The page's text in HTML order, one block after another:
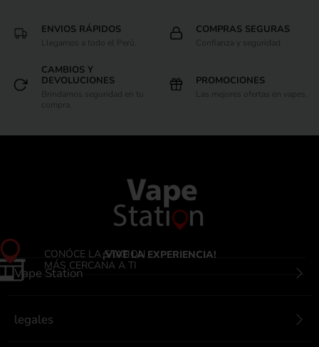
ENVIOS RÁPIDOS
Llegamos a todo el Perú.
COMPRAS SEGURAS
Confianza y seguridad
CAMBIOS Y
DEVOLUCIONES
Brindamos seguridad en tu
compra.
PROMOCIONES
Las mejores ofertas en vapes.
¡VIVE LA EXPERIENCIA!
CONÓCE LA STATION
MÁS CERCANA A TI
Vape Station
legales